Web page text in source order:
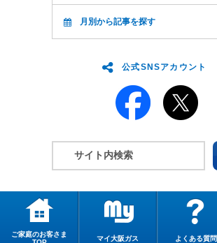
月別から記事を探す
公式SNSアカウント
ご家庭のお客さま
マイ大阪ガス よくある質問